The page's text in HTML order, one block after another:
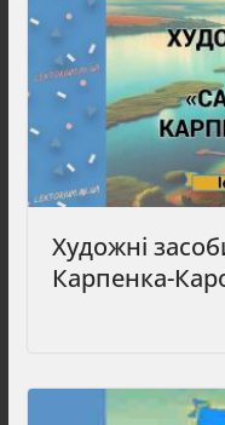
Художні
Карпенка-